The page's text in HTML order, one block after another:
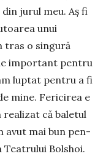
jurul meu. Aș fi
unui
o sin­gu­ră
impor­tant pentru
lup­tat pentru a fi
mine. Fericirea e
realizat că bale­tul
avut mai bun pen­
Teatrului Bolshoi.